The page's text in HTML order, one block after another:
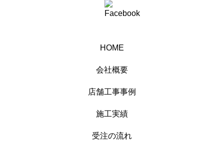
HOME
会社概要
店舗工事事例
施工実績
受注の流れ